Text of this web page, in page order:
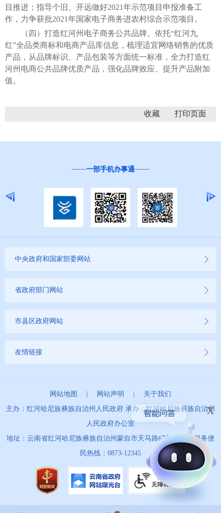
目推进；指导个旧、开远做好2021年示范项目申报准备工
作，力争获批2021年国家电子商务进农村综合示范项目。
（四）打造红河州电子商务公共品牌。依托“红河九
红”全品类商标和电商产品库信息，梳理适宜网络销售的优质
产品，从品牌标识、产品包装等方面统一标准，全力打造红
河州电商公共品牌优质产品，强化品牌效应、提升产品附加
值。
收藏
一部手机办事通
中央政府和国家部委网站
省政府部门网站
市县区政府网站
友情链接
网站地图 网站声明
关于我们
主办：红河哈尼族彝族自治州人民政府 承办：红河哈尼族彝族自治州
人民政府办公室
地址：云南省红河哈尼族彝族自治州蒙自市天马路67号 政务服务便
民热线：0873-12345
x